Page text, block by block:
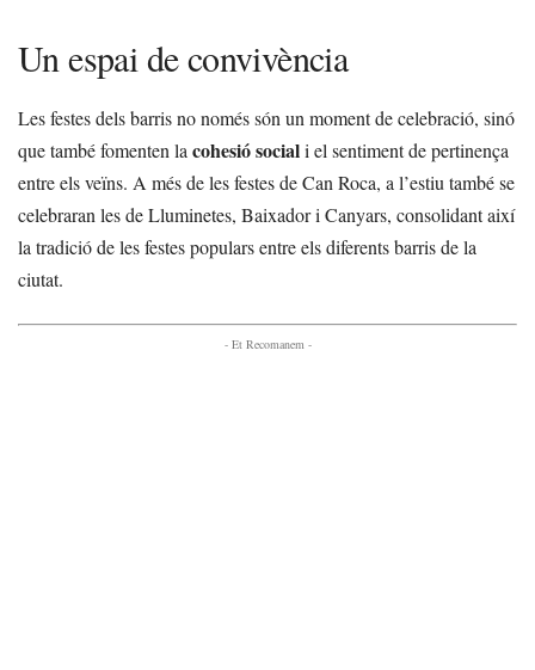
Un espai de convivència
Les festes dels barris no només són un moment de celebració, sinó
que també fomenten la cohesió sociali el sentiment de pertinença
entre els veïns. A més de les festes de Can Roca, a l’estiu també se
celebraran les de Lluminetes, Baixador i Canyars, consolidant així
la tradició de les festes populars entre els diferents barris de la
ciutat.
- Et Recomanem -